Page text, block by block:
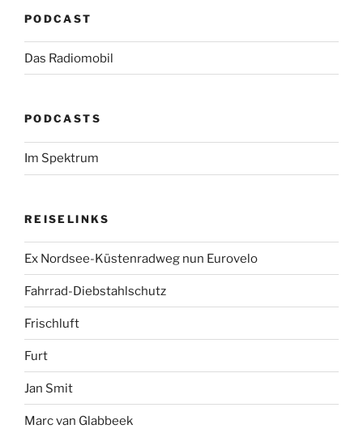
PODCAST
Das Radiomobil
PODCASTS
Im Spektrum
REISELINKS
Ex Nordsee-Küstenradweg nun Eurovelo
Fahrrad-Diebstahlschutz
Frischluft
Furt
Jan Smit
Marc van Glabbeek